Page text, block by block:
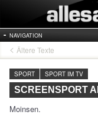
NAVIGATION
Ältere Texte
SPORT SPORT IM TV
SCREENSPORT
Moinsen.